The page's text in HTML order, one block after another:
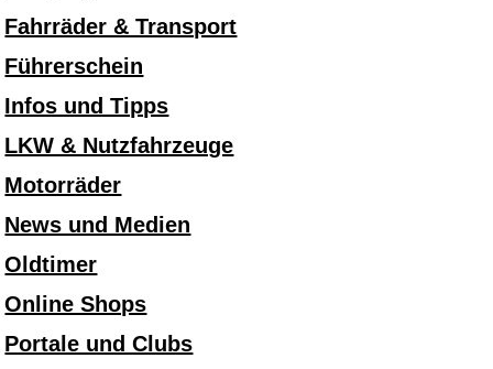
Fahrräder & Transport
Führerschein
Infos und Tipps
LKW & Nutzfahrzeuge
Motorräder
News und Medien
Oldtimer
Online Shops
Portale und Clubs